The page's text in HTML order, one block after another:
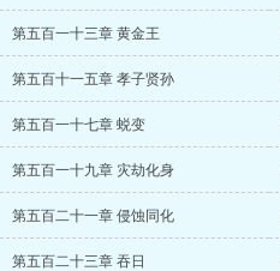
第五百一十三章 黄金王
第五百十一五章 孝子贤孙
第五百一十七章 蜕变
第五百一十九章 灾劫化身
第五百二十一章 侵蚀同化
第五百二十三章 吞日